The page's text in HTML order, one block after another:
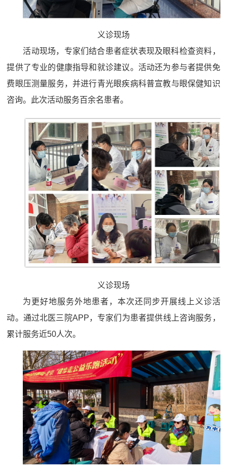
义诊现场
活动现场，专家们结合患者症状表现及眼科检查资料，
提供了专业的健康指导和就诊建议。活动还为参与者提供免
费眼压测量服务，并进行青光眼疾病科普宣教与眼保健知识
咨询。此次活动服务百余名患者。
义诊现场
为更好地服务外地患者，本次还同步开展线上义诊活
动。通过北医三院APP，专家们为患者提供线上咨询服务，
累计服务近50人次。